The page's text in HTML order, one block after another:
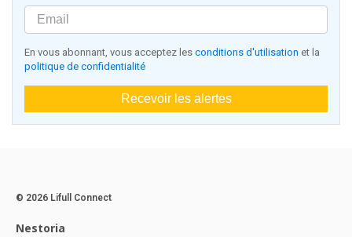
En vous abonnant, vous acceptez les conditions d'utilisation et la
politique de confidentialité
Recevoir les alertes
© 2026 Lifull Connect
Nestoria